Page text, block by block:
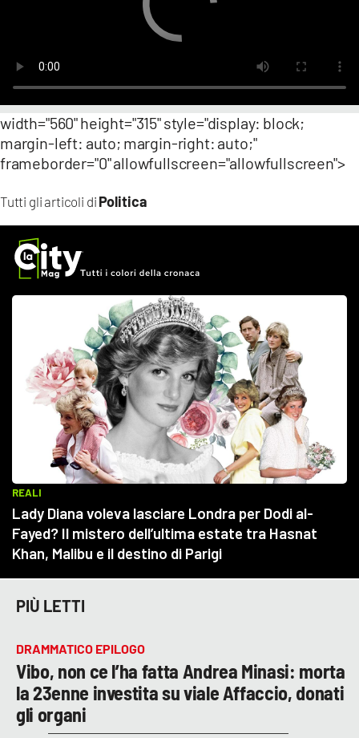
Tutti gli articoli di Politica
width="560" height="315" style="display: block;
margin-left: auto; margin-right: auto;"
frameborder="0" allowfullscreen="allowfullscreen">
PIÙ LETTI
DRAMMATICO EPILOGO
Vibo, non ce l’ha fatta Andrea Minasi: morta
la 23enne investita su viale Affaccio, donati
gli organi